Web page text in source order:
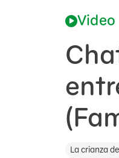
Healthy Minds and Bodies
Courses and Webinars
Games and Storybooks
Video
La crianza